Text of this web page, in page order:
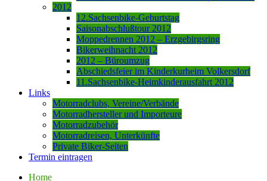
2012
12.Sachsenbike-Geburtstag
Saisonabschlußtour 2012
Moppedrennen 2012 – Erzgebirgsring
Bikerweihnacht 2012
2012 – Büroumzug
Abschiedsfeier im Kinderkurheim Volkersdorf
11.Sachsenbike-Heimkinderausfahrt 2012
Links
Motorradclubs, Vereine/Verbände
Motorradhersteller und Importeure
Motorradzubehör
Motorradreisen, Unterkünfte
Private Biker-Seiten
Termin eintragen
Home